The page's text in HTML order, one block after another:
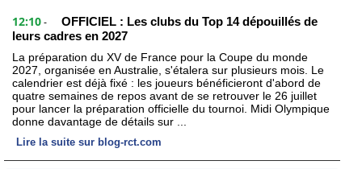
12:10 -
OFFICIEL : Les clubs du Top 14 dépouillés de
leurs cadres en 2027
La préparation du XV de France pour la Coupe du monde
2027, organisée en Australie, s'étalera sur plusieurs mois. Le
calendrier est déjà fixé : les joueurs bénéficieront d'abord de
quatre semaines de repos avant de se retrouver le 26 juillet
pour lancer la préparation officielle du tournoi. Midi Olympique
donne davantage de détails sur ...
Lire la suite sur blog-rct.com